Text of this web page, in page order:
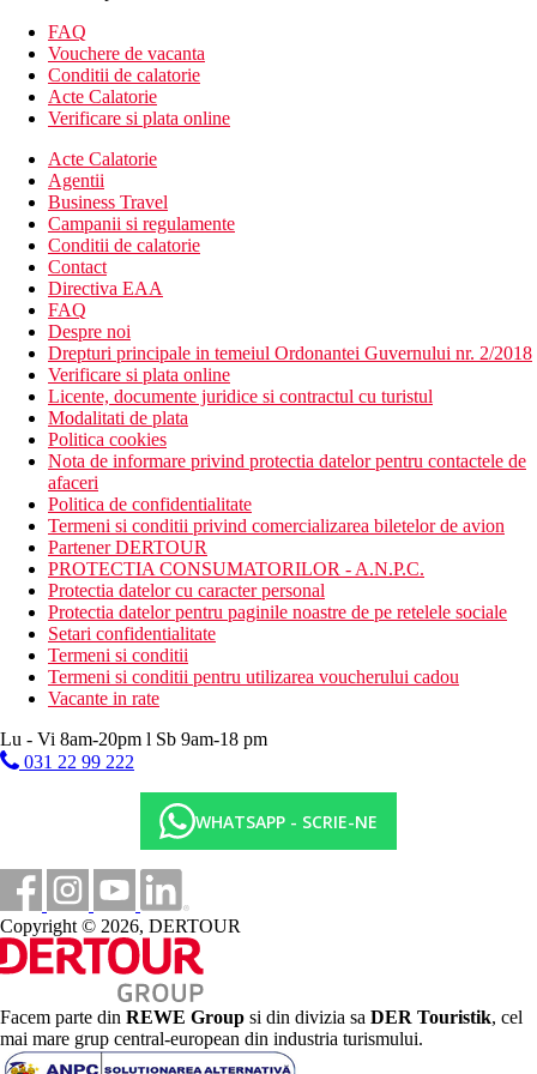
moderne, vedere la gradina, prosoape de plaja in camera
Camera dubla, Superioara: camera cu design modern, pat
"king size", prosoape de plaja in camera
Camera dubla, Superior, Piscina privata: piscina privata,
Camera dubla, Deluxe: pat cu baldachin, camere
moderne, prosoape de plaja in camera
Camera dubla, Executive: pat "king", camere mobilate
elegant, prosoape de plaja in camera
Camera dubla, Executive, Jacuzzi: camere dotate modern,
jacuzzi privat, prosoape de plaja in camera
Camera dubla, Executive, Swim-Up: terasa, piscina
camera
Camera dubla, Deluxe, piscina privata: piscina privata, pat
cu baldachin, camere moderne, prosoape de plaja in
camera
Suita: dormitoare separate, pat cu baldachin, echipament
modern si elegant, vedere la piscina
Suite, Executive: echipament modern, pat "king size",
dormitoare separate, vedere la piscina
Suita Junior, Swim-Up: camere mobilate elegant,
dormitoare separate, terasa, mobilier de exterior, piscina
comuna
Descrierea hotelului
hol de intrare cu receptie
restaurantul principal
restaurant cu service
mai multe baruri
camera cu televizor
sala de conferinta
piscina (sezlonguri, umbrele si prosoape gratuite)
Descrierea plajei
cu intrare treptata in mare
sezlonguri si umbrele contra cost
Activitati gratuite
programe de seara
fitness
tenis de masa si biliard (gratuit pentru oaspetii All
Inclusive)
Activitati sportive contra cost
SPA & Wellness
FAQ
Vouchere de vacanta
Conditii de calatorie
Acte Calatorie
Verificare si plata online
Acte Calatorie
Agentii
Business Travel
Campanii si regulamente
Conditii de calatorie
Contact
Directiva EAA
FAQ
Despre noi
Drepturi principale in temeiul Ordonantei Guvernului nr. 2/2018
Verificare si plata online
Licente, documente juridice si contractul cu turistul
Modalitati de plata
Politica cookies
Nota de informare privind protectia datelor pentru contactele de
afaceri
Politica de confidentialitate
Termeni si conditii privind comercializarea biletelor de avion
Partener DERTOUR
PROTECTIA CONSUMATORILOR - A.N.P.C.
Protectia datelor cu caracter personal
Protectia datelor pentru paginile noastre de pe retelele sociale
Setari confidentialitate
Termeni si conditii
Termeni si conditii pentru utilizarea voucherului cadou
Vacante in rate
Lu - Vi 8am-20pm l Sb 9am-18 pm
031 22 99 222
WHATSAPP - SCRIE-NE
Copyright © 2026, DERTOUR
Facem parte din REWE Group si din divizia sa DER Touristik, cel
mai mare grup central-european din industria turismului.